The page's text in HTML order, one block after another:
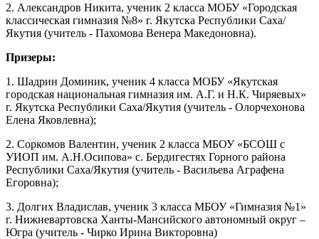
2. Александров Никита, ученик 2 класса МОБУ «Городская
классическая гимназия №8» г. Якутска Республики Саха/
Якутия (учитель - Пахомова Венера Македоновна).
Призеры:
1. Шадрин Доминик, ученик 4 класса МОБУ «Якутская
городская национальная гимназия им. А.Г. и Н.К. Чиряевых»
г. Якутска Республики Саха/Якутия (учитель - Олорчехонова
Елена Яковлевна);
2. Соркомов Валентин, ученик 2 класса МБОУ «БСОШ с
УИОП им. А.Н.Осипова» с. Бердигестях Горного района
Республики Саха/Якутия (учитель - Васильева Аграфена
Егоровна);
3. Долгих Владислав, ученик 3 класса МБОУ «Гимназия №1»
г. Нижневартовска Ханты-Мансийского автономный округ –
Югра (учитель - Чирко Ирина Викторовна)